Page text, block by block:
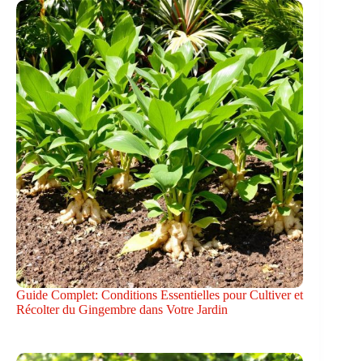
Guide Complet: Conditions Essentielles pour Cultiver et
Récolter du Gingembre dans Votre Jardin